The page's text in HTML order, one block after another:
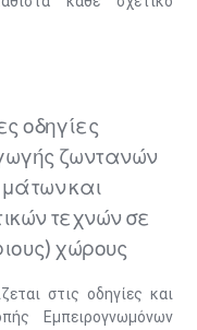
οδηγίες
ζωντανών
και
τεχνών σε
χώρους
στις οδηγίες και
Εμπειρογνωμόνων